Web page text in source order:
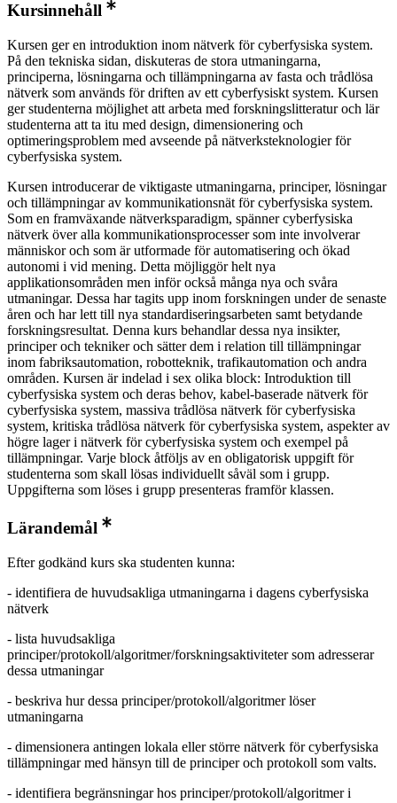
Kursinnehåll
Kursen ger en introduktion inom nätverk för cyberfysiska system.
På den tekniska sidan, diskuteras de stora utmaningarna,
principerna, lösningarna och tillämpningarna av fasta och trådlösa
nätverk som används för driften av ett cyberfysiskt system. Kursen
ger studenterna möjlighet att arbeta med forskningslitteratur och lär
studenterna att ta itu med design, dimensionering och
optimeringsproblem med avseende på nätverksteknologier för
cyberfysiska system.
Kursen introducerar de viktigaste utmaningarna, principer, lösningar
och tillämpningar av kommunikationsnät för cyberfysiska system.
Som en framväxande nätverksparadigm, spänner cyberfysiska
nätverk över alla kommunikationsprocesser som inte involverar
människor och som är utformade för automatisering och ökad
autonomi i vid mening. Detta möjliggör helt nya
applikationsområden men inför också många nya och svåra
utmaningar. Dessa har tagits upp inom forskningen under de senaste
åren och har lett till nya standardiseringsarbeten samt betydande
forskningsresultat. Denna kurs behandlar dessa nya insikter,
principer och tekniker och sätter dem i relation till tillämpningar
inom fabriksautomation, robotteknik, trafikautomation och andra
områden. Kursen är indelad i sex olika block: Introduktion till
cyberfysiska system och deras behov, kabel-baserade nätverk för
cyberfysiska system, massiva trådlösa nätverk för cyberfysiska
system, kritiska trådlösa nätverk för cyberfysiska system, aspekter av
högre lager i nätverk för cyberfysiska system och exempel på
tillämpningar. Varje block åtföljs av en obligatorisk uppgift för
studenterna som skall lösas individuellt såväl som i grupp.
Uppgifterna som löses i grupp presenteras framför klassen.
Lärandemål
Efter godkänd kurs ska studenten kunna:
- identifiera de huvudsakliga utmaningarna i dagens cyberfysiska
nätverk
- lista huvudsakliga
principer/protokoll/algoritmer/forskningsaktiviteter som adresserar
dessa utmaningar
- beskriva hur dessa principer/protokoll/algoritmer löser
utmaningarna
- dimensionera antingen lokala eller större nätverk för cyberfysiska
tillämpningar med hänsyn till de principer och protokoll som valts.
- identifiera begränsningar hos principer/protokoll/algoritmer i